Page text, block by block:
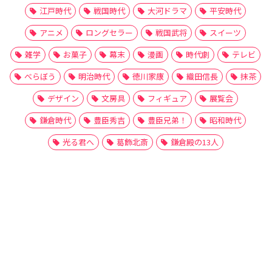
江戸時代 戦国時代 大河ドラマ
平安時代
アニメ
ロングセラー 戦国武将
スイーツ
雑学
お菓子 幕末 漫画 時代劇
テレビ
べらぼう
明治時代 徳川家康 織田信長
抹茶
デザイン
文房具 フィギュア
展覧会
鎌倉時代
豊臣秀吉 豊臣兄弟！
昭和時代
光る君へ
葛飾北斎 鎌倉殿の13人